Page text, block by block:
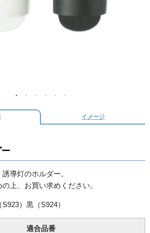
イメージ
導灯のホルダー。
上、お買い求めください。
）黒（S924）
適合品番